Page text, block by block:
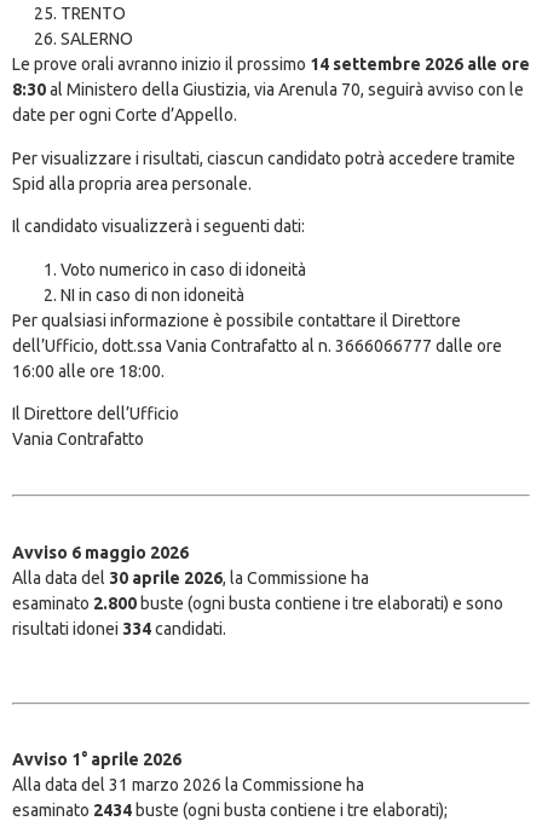
TRENTO
SALERNO
Le prove orali avranno inizio il prossimo 14 settembre 2026 alle ore
8:30al Ministero della Giustizia, via Arenula 70, seguirà avviso con le
date per ogni Corte d’Appello.
Per visualizzare i risultati, ciascun candidato potrà accedere tramite
Spid alla propria area personale.
Il candidato visualizzerà i seguenti dati:
Voto numerico in caso di idoneità
NI in caso di non idoneità
Per qualsiasi informazione è possibile contattare il Direttore
dell’Ufficio, dott.ssa Vania Contrafatto al n. 3666066777 dalle ore
16:00 alle ore 18:00.
Il Direttore dell’Ufficio
Vania Contrafatto
Avviso 6 maggio 2026
Alla data del 30 aprile 2026, la Commissione ha
esaminato 2.800 buste (ogni busta contiene i tre elaborati) e sono
risultati idonei 334candidati.
Avviso 1° aprile 2026
Alla data del 31 marzo 2026 la Commissione ha
esaminato 2434 buste (ogni busta contiene i tre elaborati);